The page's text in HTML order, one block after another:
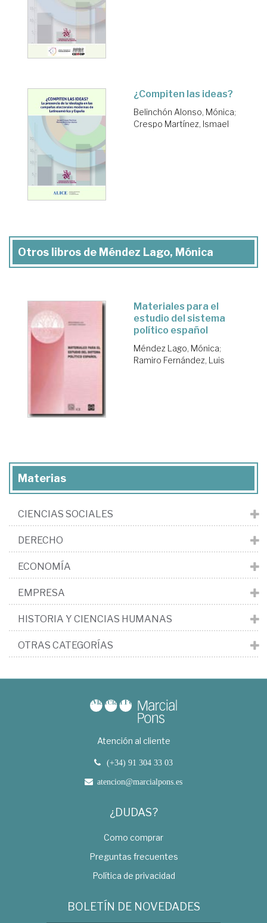
¿Compiten las ideas?
Belinchón Alonso, Mónica;
Crespo Martínez, Ismael
Otros libros de Méndez Lago, Mónica
Materiales para el
estudio del sistema
político español
Méndez Lago, Mónica;
Ramiro Fernández, Luis
Materias
CIENCIAS SOCIALES
DERECHO
ECONOMÍA
EMPRESA
HISTORIA Y CIENCIAS HUMANAS
OTRAS CATEGORÍAS
Atención al cliente
(+34) 91 304 33 03
atencion@marcialpons.es
¿DUDAS?
Como comprar
Preguntas frecuentes
Política de privacidad
BOLETÍN DE NOVEDADES